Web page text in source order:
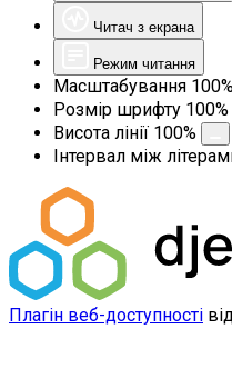
Читач з екрана
Режим читання
Масштабування 100
Розмір шрифту 100%
Висота лінії 100%
Інтервал між
Плагін веб-доступності